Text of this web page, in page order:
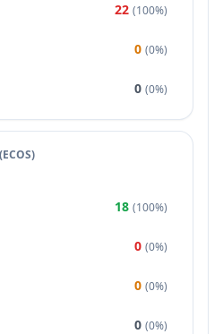
22 (100%)
0 (0%)
0 (0%)
(ECOS)
18 (100%)
0 (0%)
0 (0%)
0 (0%)